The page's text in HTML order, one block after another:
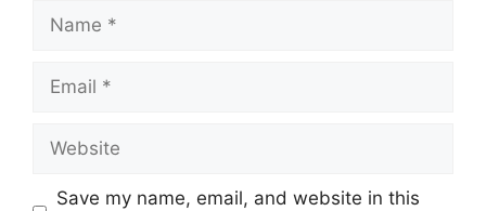
Name
Email
Website
Save my name, email, and website in this